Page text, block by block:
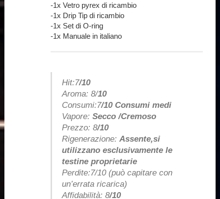
-1x Vetro pyrex di ricambio
-1x Drip Tip di ricambio
-1x Set di O-ring
-1x Manuale in italiano
Hit:7/10
Aroma: 8/10
Consumi:7/10 Consumi medi
Vapore: Secco /Cremoso
Prezzo: 8/10
Rigenerazione: Assente,si
utilizzano esclusivamente le
testine proprietarie
Perdite:7/10 (può capitare con
un’errata ricarica)
Affidabilità: 8/10